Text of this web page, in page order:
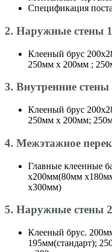
Спецификация
2. Наружные стены
Клееный брус
250мм х 200мм ;
3. Внутренние стены
Клееный брус
250мм х 200мм;
4. Межэтажное
Главные клеенные
х200мм(80мм
х300мм)
5. Наружные стены
Клееный брус.
195мм(стандарт);